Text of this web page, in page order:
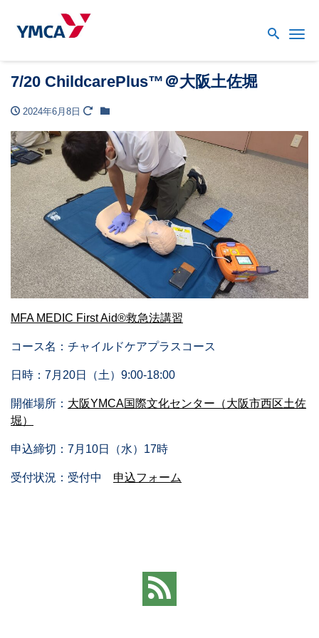
7/20 ChildcarePlus™＠大阪土佐堀
2024年6月8日
MFA MEDIC First Aid®救急法講習
コース名：チャイルドケアプラスコース
日時：7月20日（土）9:00-18:00
開催場所： 大阪YMCA国際文化センター（大阪市西区土佐
堀）
申込締切：7月10日（水）17時
受付状況：受付中 申込フォーム